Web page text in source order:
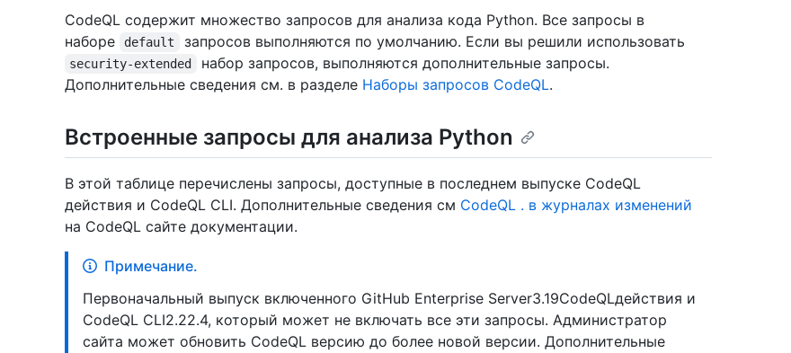
CodeQL содержит множество запросов для анализа кода Python. Все запросы в
наборе
default запросов выполняются по умолчанию. Если вы решили использовать
security-extended
набор запросов, выполняются дополнительные запросы.
Дополнительные сведения см. в разделе Наборы запросов CodeQL.
Встроенные запросы для анализа Python
В этой таблице перечислены запросы, доступные в последнем выпуске CodeQL
действия и CodeQL CLI. Дополнительные сведения см CodeQL . в журналах изменений
на CodeQL сайте документации.
Примечание.
Первоначальный выпуск включенного GitHub Enterprise Server3.19CodeQLдействия и
CodeQL CLI2.22.4, который может не включать все эти запросы. Администратор
сайта может обновить CodeQL версию до более новой версии. Дополнительные